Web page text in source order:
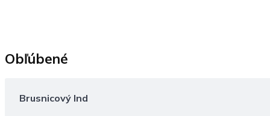
Obľúbené
Brusnicový Ind